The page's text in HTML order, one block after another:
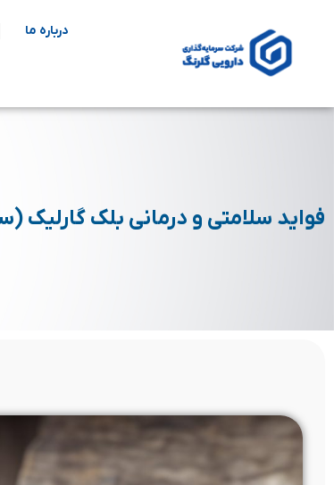
درباره ما
فواید سلامتی و درمانی بلک گارلیک